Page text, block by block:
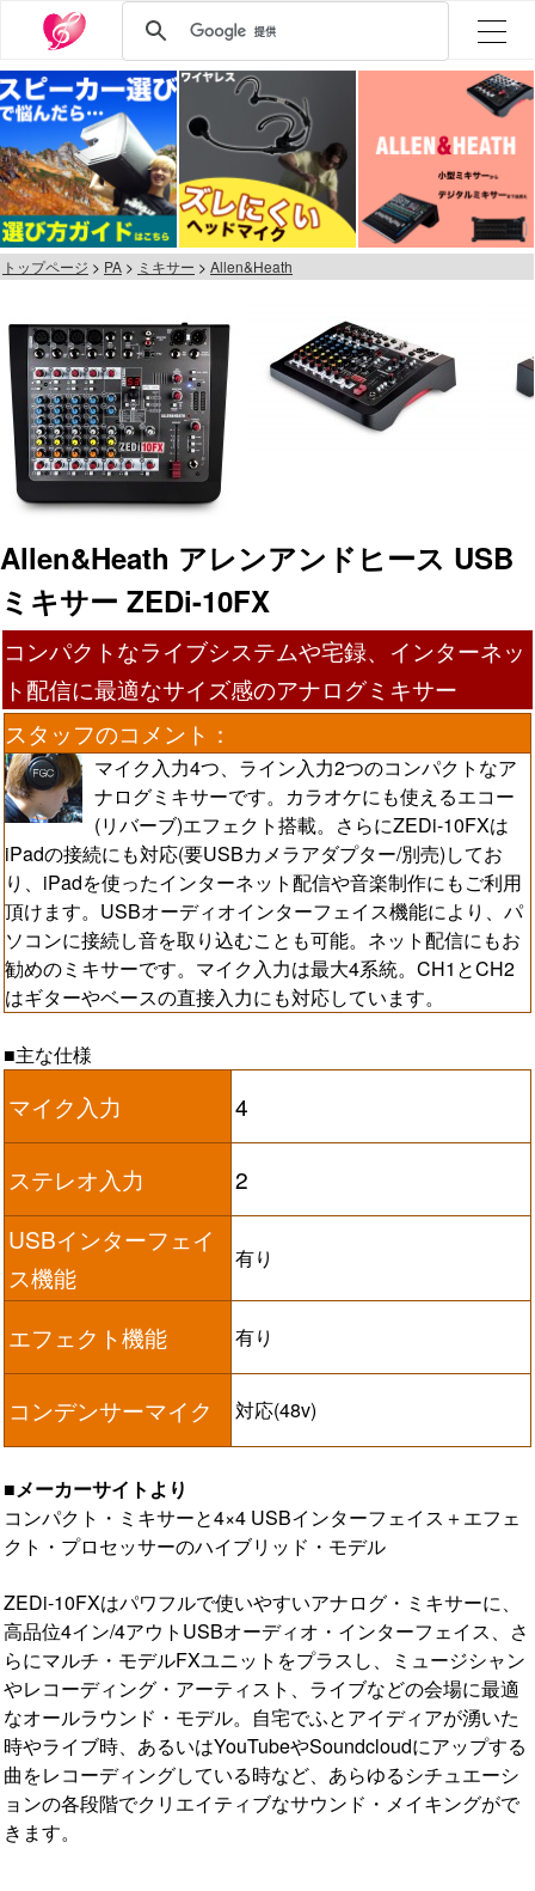
トップページ PA ミキサー Allen&Heath
Allen&Heath アレンアンドヒース USB
ミキサー ZEDi-10FX
コンパクトなライブシステムや宅録、インターネッ
ト配信に最適なサイズ感のアナログミキサー
スタッフのコメント：
マイク入力4つ、ライン入力2つのコンパクトなア
ナログミキサーです。カラオケにも使えるエコー
(リバーブ)エフェクト搭載。さらにZEDi-10FXは
iPadの接続にも対応(要USBカメラアダプター/別売)してお
り、iPadを使ったインターネット配信や音楽制作にもご利用
頂けます。USBオーディオインターフェイス機能により、パ
ソコンに接続し音を取り込むことも可能。ネット配信にもお
勧めのミキサーです。マイク入力は最大4系統。CH1とCH2
はギターやベースの直接入力にも対応しています。
■主な仕様
マイク入力 4
ステレオ入力
2
USBインターフェイ
ス機能
有り
エフェクト機能 有り
コンデンサーマイク 対応(48v)
■メーカーサイトより
コンパクト・ミキサーと4×4 USBインターフェイス＋エフェ
クト・プロセッサーのハイブリッド・モデル
ZEDi-10FXはパワフルで使いやすいアナログ・ミキサーに、
高品位4イン/4アウトUSBオーディオ・インターフェイス、さ
らにマルチ・モデルFXユニットをプラスし、ミュージシャン
やレコーディング・アーティスト、ライブなどの会場に最適
なオールラウンド・モデル。自宅でふとアイディアが湧いた
時やライブ時、あるいはYouTubeやSoundcloudにアップする
曲をレコーディングしている時など、あらゆるシチュエーシ
ョンの各段階でクリエイティブなサウンド・メイキングがで
きます。